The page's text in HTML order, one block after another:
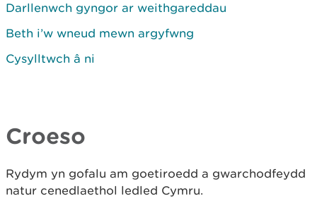
Darllenwch gyngor ar weithgareddau
Beth i’w wneud mewn argyfwng
Cysylltwch â ni
Croeso
Rydym yn gofalu am goetiroedd a gwarchodfeydd
natur cenedlaethol ledled Cymru.